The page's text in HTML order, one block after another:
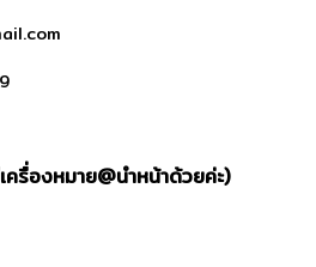
รื่องหมาย@นำหน้าด้วยค่ะ)